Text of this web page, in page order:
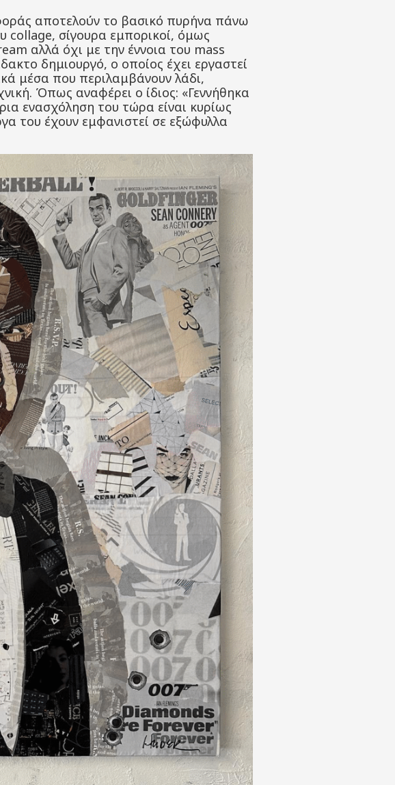
αποτελούν το βασικό πυρήνα πάνω
collage, σίγουρα εμπορικοί, όμως
αλλά όχι με την έννοια του mass
δημιουργό, ο οποίος έχει εργαστεί
μέσα που περιλαμβάνουν λάδι,
Όπως αναφέρει ο ίδιος: «Γεννήθηκα
ενασχόληση του τώρα είναι κυρίως
του έχουν εμφανιστεί σε εξώφυλλα